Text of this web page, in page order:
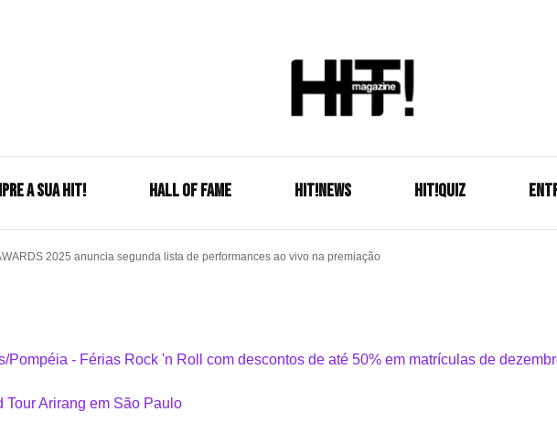
A SUA HIT! HALL OF FAME HIT!NEWS HIT!Quiz
2025 anuncia segunda lista de performances ao vivo na premiação